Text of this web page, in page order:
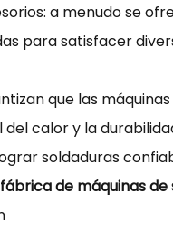
a menudo se
para satisfacer
que las
calor y la
soldaduras
de máquinas de